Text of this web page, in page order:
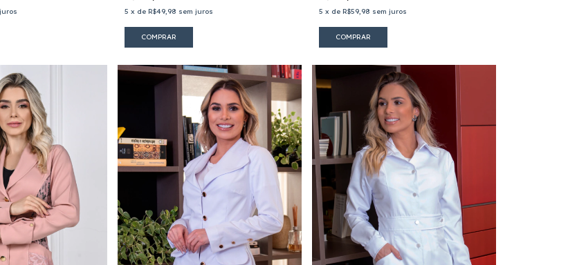
5 x de R$49,98 sem juros
COMPRAR
5 x de R$59,98 sem juros
COMPRAR